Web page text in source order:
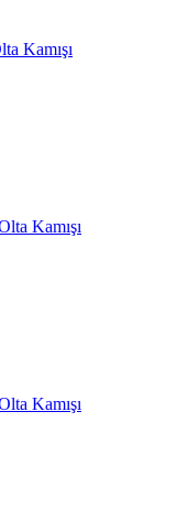
Kamışı
Kamışı
Kamışı